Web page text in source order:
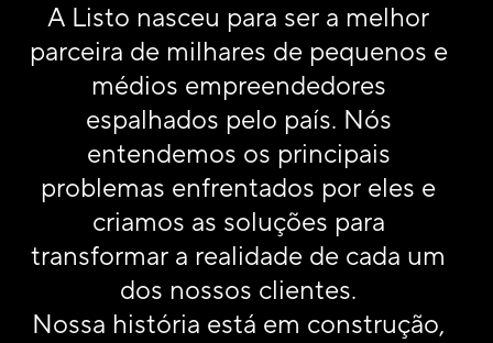
A Listo nasceu para ser a melhor
parceira de milhares de pequenos e
médios empreendedores
espalhados pelo país. Nós
entendemos os principais
problemas enfrentados por eles e
criamos as soluções para
transformar a realidade de cada um
dos nossos clientes.
Nossa história está em construção,